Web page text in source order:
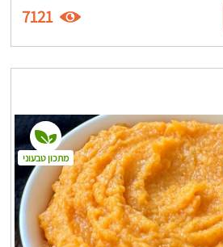
7121
מתכון טבעוני